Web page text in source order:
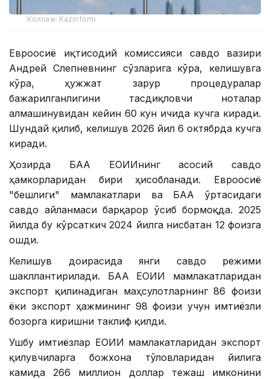
Коллаж: Kazinform
Евроосиё иқтисодий комиссияси савдо вазири
Андрей Слепневнинг сўзларига кўра, келишувга
кўра, ҳужжат зарур процедуралар
бажарилганлигини тасдиқловчи ноталар
алмашинувидан кейин 60 кун ичида кучга киради.
Шундай қилиб, келишув 2026 йил 6 октябрда кучга
киради.
Ҳозирда БАА ЕОИИнинг асосий савдо
ҳамкорларидан бири ҳисобланади. Евроосиё
"бешлиги" мамлакатлари ва БАА ўртасидаги
савдо айланмаси барқарор ўсиб бормоқда. 2025
йилда бу кўрсаткич 2024 йилга нисбатан 12 фоизга
ошди.
Келишув доирасида янги савдо режими
шакллантирилади. БАА ЕОИИ мамлакатларидан
экспорт қилинадиган маҳсулотларнинг 86 фоизи
ёки экспорт ҳажмининг 98 фоизи учун имтиёзли
бозорга киришни таклиф қилди.
Ушбу имтиёзлар ЕОИИ мамлакатларидан экспорт
қилувчиларга божхона тўловларидан йилига
камида 266 миллион доллар тежаш имконини